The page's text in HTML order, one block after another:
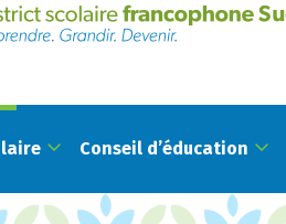
Conseil d’éducation